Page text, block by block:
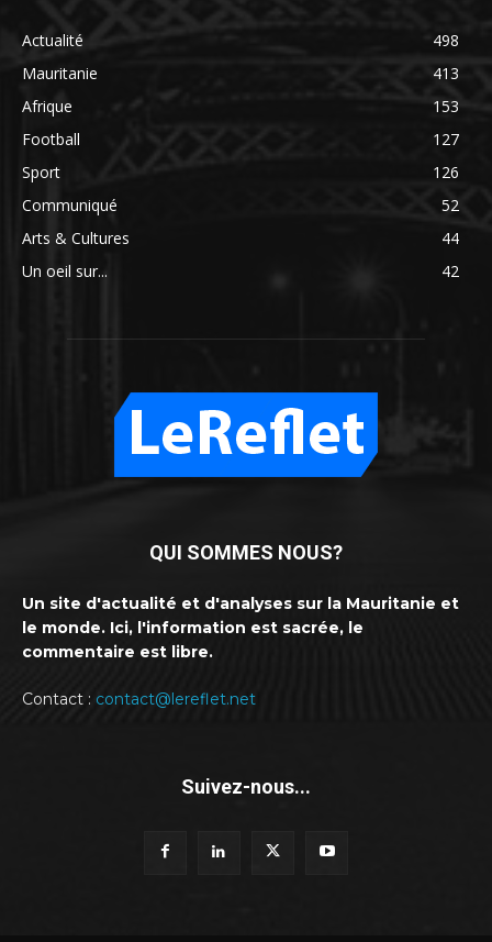
Actualité
498
Mauritanie
413
Afrique
153
Football
127
Sport
126
Communiqué
52
Arts & Cultures
44
Un oeil sur...
42
QUI SOMMES NOUS?
Un site d'actualité et d'analyses sur la Mauritanie et
le monde. Ici, l'information est sacrée, le
commentaire est libre.
Contact : contact@lereflet.net
Suivez-nous...